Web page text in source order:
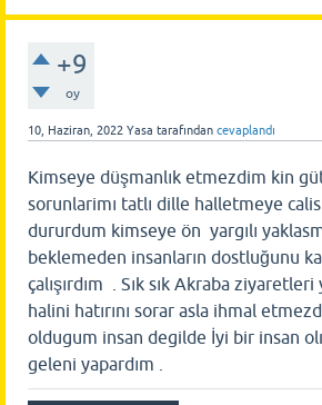
+9
oy
10, Haziran, 2022 Yasa tarafından cevaplandı
Kimseye düşmanlık etmezdim kin
sorunlarimı tatlı dille halletmeye
dururdum kimseye ön yargılı
beklemeden insanların dostluğunu
çalışırdım . Sık sık Akraba
halini hatırını sorar asla ihmal
oldugum insan degilde İyi bir insan
geleni yapardım .